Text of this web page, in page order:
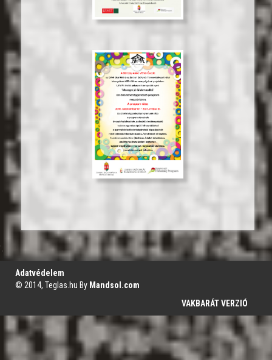
';
Adatvédelem
© 2014, Teglas.hu By Mandsol.com
VAKBARÁT VERZIÓ